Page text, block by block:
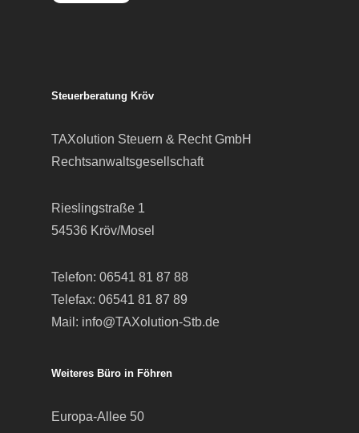
Steuerberatung Kröv
TAXolution Steuern & Recht GmbH
Rechtsanwaltsgesellschaft
Rieslingstraße 1
54536 Kröv/Mosel
Telefon: 06541 81 87 88
Telefax: 06541 81 87 89
Mail: info@TAXolution-Stb.de
Weiteres Büro in Föhren
Europa-Allee 50